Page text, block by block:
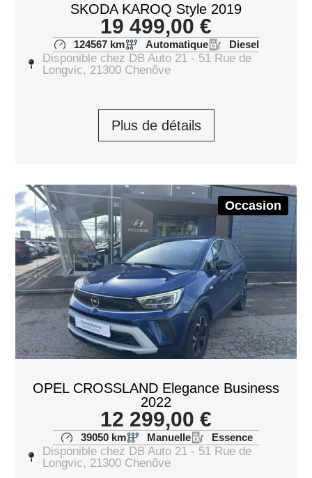
SKODA KAROQ Style 2019
19 499,00 €
124567 km Automatique Diesel
Disponible chez DB Auto 21 - 51 Rue de
Longvic, 21300 Chenôve
Plus de détails
Occasion
OPEL CROSSLAND Elegance Business
2022
12 299,00 €
39050 km Manuelle Essence
Disponible chez DB Auto 21 - 51 Rue de
Longvic, 21300 Chenôve